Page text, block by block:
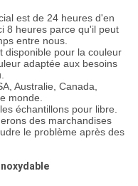
est de 24 heures d'en
8 heures parce qu'il peut
entre nous.
disponible pour la couleur
adaptée aux besoins
Australie, Canada,
monde.
échantillons pour libre.
des marchandises
le problème après des